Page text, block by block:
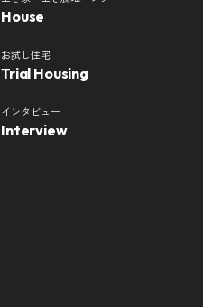
House
お試し住宅
Trial Housing
インタビュー
Interview